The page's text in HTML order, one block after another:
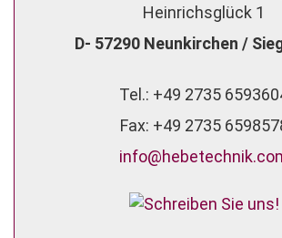
Heinrichsglück 1
D- 57290 Neunkirchen /
Tel.: +49 2735
Fax: +49 2735